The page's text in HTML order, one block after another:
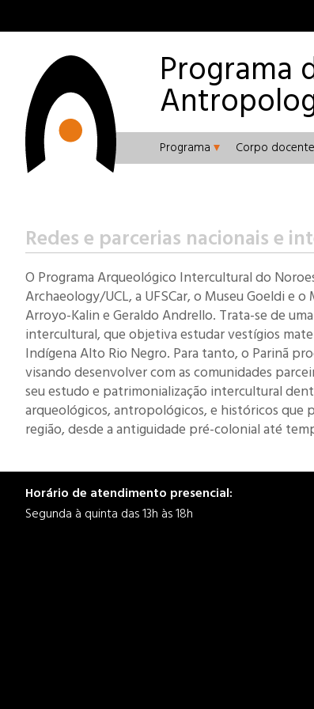
Programa
Programa Corpo docente
Redes e parcerias nacionais e
O Programa Arqueológico Intercultural do
Archaeology/UCL, a UFSCar, o Museu Goeldi e
Arroyo-Kalin e Geraldo Andrello. Trata-se de
intercultural, que objetiva estudar vestígios
Indígena Alto Rio Negro. Para tanto, o Parinã
visando desenvolver com as comunidades
seu estudo e patrimonialização intercultural
arqueológicos, antropológicos, e históricos que
região, desde a antiguidade pré-colonial até
Horário de atendimento presencial:
Segunda à quinta das 13h às 18h